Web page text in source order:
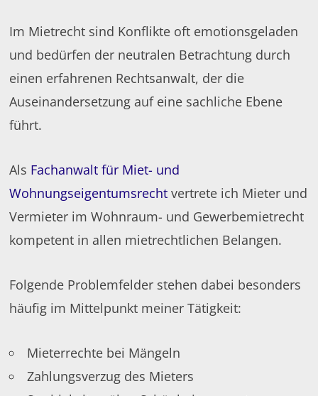
Im Mietrecht sind Konflikte oft emotionsgeladen
und bedürfen der neutralen Betrachtung durch
einen erfahrenen Rechtsanwalt, der die
Auseinandersetzung auf eine sachliche Ebene
führt.
Als Fachanwalt für Miet- und
Wohnungseigentumsrecht vertrete ich Mieter und
Vermieter im Wohnraum- und Gewerbemietrecht
kompetent in allen mietrechtlichen Belangen.
Folgende Problemfelder stehen dabei besonders
häufig im Mittelpunkt meiner Tätigkeit:
Mieterrechte bei Mängeln
Zahlungsverzug des Mieters